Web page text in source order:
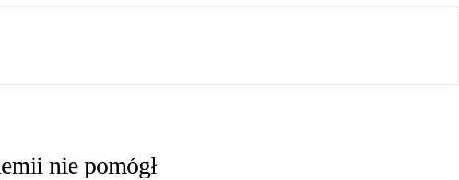
nie pomógł